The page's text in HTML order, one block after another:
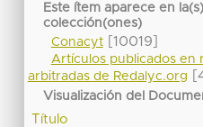
Este ítem aparece en
colección(ones)
Conacyt[10019]
Artículos publicados en
arbitradas de Redalyc.org
Visualización del
Título